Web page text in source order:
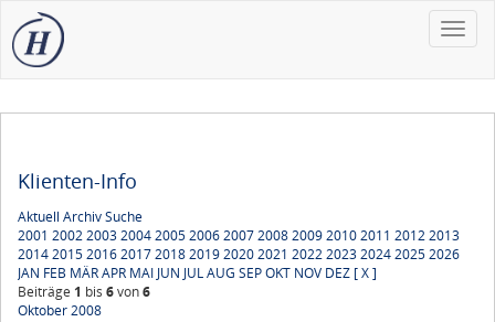
Toggle
Klienten-Info
Aktuell ArchivSuche
2001 2002200320042005200620072008200920102011 20122013
20142015201620172018201920202021 20222023202420252026
JAN FEB MÄRAPR MAI JUN JULAUG SEPOKT NOV DEZ [ X ]
Beiträge 1 bis 6von6
Oktober 2008